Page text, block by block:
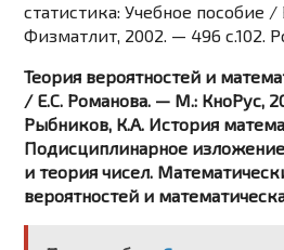
статистика: Учебное пособие
Физматлит, 2002. — 496 c.102.
Теория вероятностей и
/ Е.С. Романова. — М.: КноРус,
Рыбников, К.А. История
Подисциплинарное
и теория чисел.
вероятностей и